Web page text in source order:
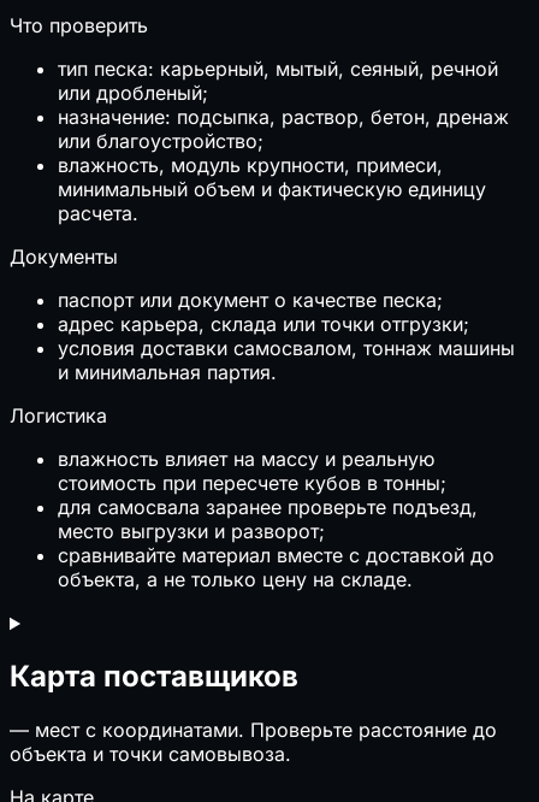
Что проверить
тип песка: карьерный, мытый, сеяный, речной
или дробленый;
назначение: подсыпка, раствор, бетон, дренаж
или благоустройство;
влажность, модуль крупности, примеси,
минимальный объем и фактическую единицу
расчета.
Документы
паспорт или документ о качестве песка;
адрес карьера, склада или точки отгрузки;
условия доставки самосвалом, тоннаж машины
и минимальная партия.
Логистика
влажность влияет на массу и реальную
стоимость при пересчете кубов в тонны;
для самосвала заранее проверьте подъезд,
место выгрузки и разворот;
сравнивайте материал вместе с доставкой до
объекта, а не только цену на складе.
Карта поставщиков
— мест с координатами. Проверьте расстояние до
объекта и точки самовывоза.